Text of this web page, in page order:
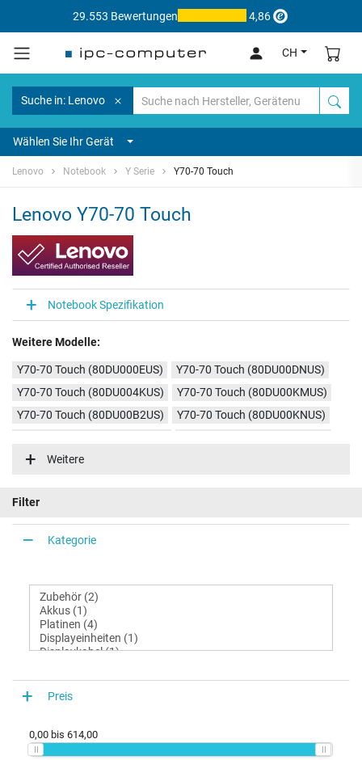
29.553 Bewertungen 4,86
CH
Suche in: Lenovo
Wählen Sie Ihr Gerät
Lenovo Notebook Y Serie Y70-70 Touch
Lenovo Y70-70 Touch
Notebook Spezifikation
Weitere Modelle:
Y70-70 Touch (80DU000EUS)
Y70-70 Touch (80DU00DNUS)
Y70-70 Touch (80DU004KUS)
Y70-70 Touch (80DU00KMUS)
Y70-70 Touch (80DU00B2US)
Y70-70 Touch (80DU00KNUS)
Y70-70 Touch (80DU00KKGE)
Y70-70 Touch (80DU004HUS)
Y70-70 Touch (80DU)
Weitere
Filter
Kategorie
Preis
0,00 bis 614,00